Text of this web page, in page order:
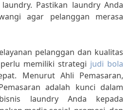
Pastikan laundry Anda
agar pelanggan merasa
pelanggan dan kualitas
memiliki strategi judi bola
Menurut Ahli Pemasaran,
adalah kunci dalam
laundry Anda kepada